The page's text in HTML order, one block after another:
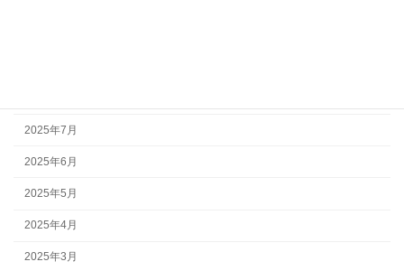
2025年7月
2025年6月
2025年5月
2025年4月
2025年3月